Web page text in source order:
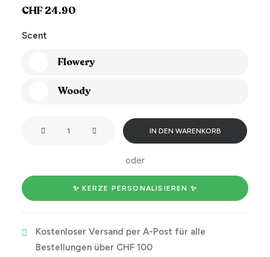
CHF24.90
Scent
Flowery
Woody
big
hug
a
IN DEN WARENKORB
oder
✨ KERZE PERSONALISIEREN ✨
Kostenloser Versand per A-Post für alle
Bestellungen über CHF 100